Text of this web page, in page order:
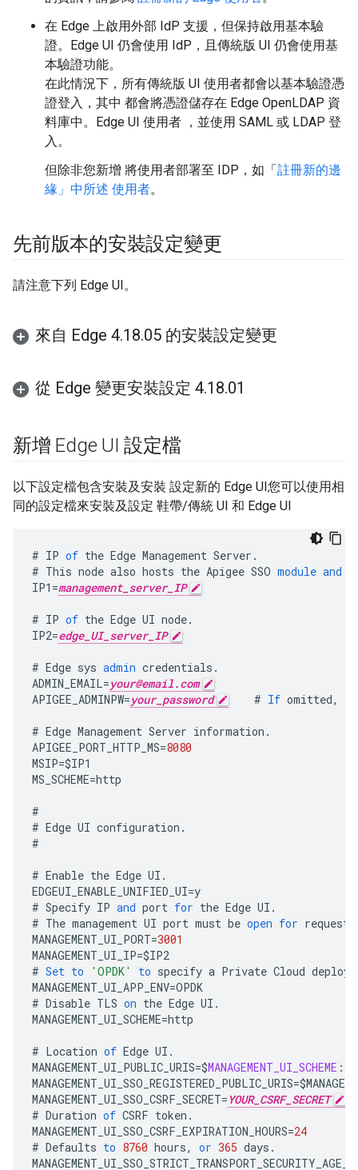
在 Edge 上啟用外部 IdP 支援，但保持啟用基本驗
證。Edge UI 仍會使用 IdP，且傳統版 UI 仍會使用基
本驗證功能。
在此情況下，所有傳統版 UI 使用者都會以基本驗證憑
證登入，其中 都會將憑證儲存在 Edge OpenLDAP 資
料庫中。Edge UI 使用者 ，並使用 SAML 或 LDAP 登
入。
但除非您新增 將使用者部署至 IDP，如「註冊新的邊
緣」中所述 使用者。
先前版本的安裝設定變更
請注意下列 Edge UI。
來自 Edge 4.18.05 的安裝設定變更
從 Edge 變更安裝設定 4.18.01
新增 Edge UI 設定檔
以下設定檔包含安裝及安裝 設定新的 Edge UI您可以使用相
同的設定檔來安裝及設定 鞋帶/傳統 UI 和 Edge UI
# IP of the Edge Management Server .
# This node also hosts the Apigee SSO module and
IP1 =management_server_IP
# IP of the Edge UI node.
IP2=edge_UI_server_IP
# Edge sys admin credentials .
ADMIN_EMAIL=your@email.com
APIGEE_ADMINPW=your_password # If omitted,
# Edge Management Server information .
APIGEE_PORT_HTTP_MS=8080
MSIP=$IP1
MS_SCHEME=http
#
# Edge UI configuration .
#
# Enable the Edge UI .
EDGEUI_ENABLE_UNIFIED_UI=y
# Specify IP and port for the Edge UI .
# The management UI port must be open for requests
MANAGEMENT_UI_PORT=3001
MANAGEMENT_UI_IP=$IP2
# Set to 'OPDK' to specify a Private Cloud
MANAGEMENT_UI_APP_ENV=OPDK
# Disable TLS on the Edge UI .
MANAGEMENT_UI_SCHEME=http
# Location of Edge UI .
MANAGEMENT_UI_PUBLIC_URIS=$MANAGEMENT_UI_SCHEME :
MANAGEMENT_UI_SSO_REGISTERED_PUBLIC_URIS=$
MANAGEMENT_UI_SSO_CSRF_SECRET= YOUR_CSRF_SECRET
# Duration of CSRF token .
MANAGEMENT_UI_SSO_CSRF_EXPIRATION_HOURS=24
# Defaults to 8760 hours, or 365 days .